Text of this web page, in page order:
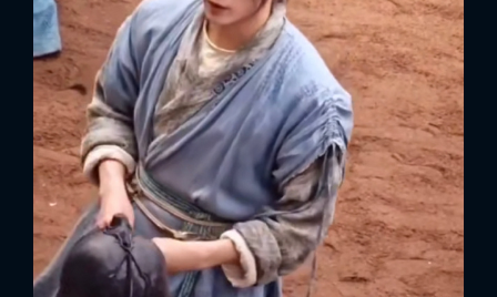
x
ĐĂNG NHẬP